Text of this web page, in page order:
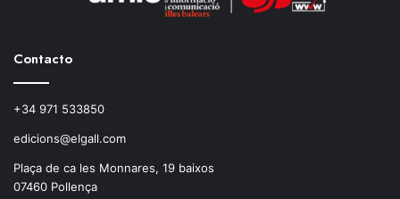
Contacto
+34 971 533850
edicions@elgall.com
Plaça de ca les Monnares, 19 baixos
07460 Pollença